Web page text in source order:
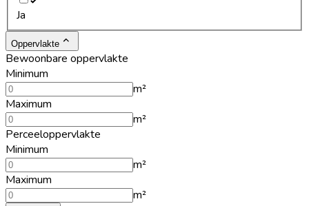
Ja
Oppervlakte
Bewoonbare oppervlakte
Minimum
m²
Maximum
m²
Perceeloppervlakte
Minimum
m²
Maximum
m²